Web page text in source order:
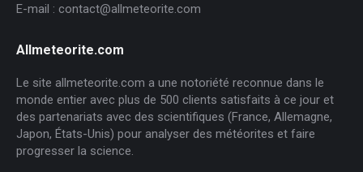
E-mail : contact@allmeteorite.com
Allmeteorite.com
Le site allmeteorite.com a une notoriété reconnue dans le
monde entier avec plus de 500 clients satisfaits à ce jour et
des partenariats avec des scientifiques (France, Allemagne,
Japon, États-Unis) pour analyser des météorites et faire
progresser la science.